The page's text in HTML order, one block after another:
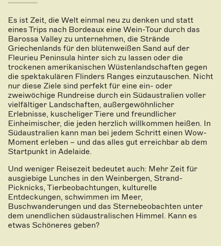
Es ist Zeit, die Welt einmal neu zu denken und statt
eines Trips nach Bordeaux eine Wein-Tour durch das
Barossa Valley zu unternehmen, die Strände
Griechenlands für den blütenweißen Sand auf der
Fleurieu Peninsula hinter sich zu lassen oder die
trockenen amerikanischen Wüstenlandschaften gegen
die spektakulären Flinders Ranges einzutauschen. Nicht
nur diese Ziele sind perfekt für eine ein- oder
zweiwöchige Rundreise durch ein Südaustralien voller
vielfältiger Landschaften, außergewöhnlicher
Erlebnisse, kuscheliger Tiere und freundlicher
Einheimischer, die jeden herzlich willkommen heißen. In
Südaustralien kann man bei jedem Schritt einen Wow-
Moment erleben – und das alles gut erreichbar ab dem
Startpunkt in Adelaide.
Und weniger Reisezeit bedeutet auch: Mehr Zeit für
ausgiebige Lunches in den Weinbergen, Strand-
Picknicks, Tierbeobachtungen, kulturelle
Entdeckungen, schwimmen im Meer,
Buschwanderungen und das Sternebeobachten unter
dem unendlichen südaustralischen Himmel. Kann es
etwas Schöneres geben?